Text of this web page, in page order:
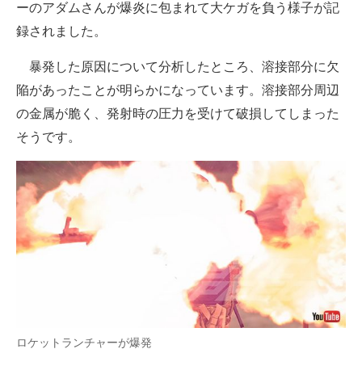
ーのアダムさんが爆炎に包まれて大ケガを負う様子が記
録されました。
暴発した原因について分析したところ、溶接部分に欠
陥があったことが明らかになっています。溶接部分周辺
の金属が脆く、発射時の圧力を受けて破損してしまった
そうです。
ロケットランチャーが爆発